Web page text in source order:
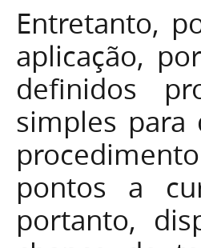
Entretanto,
aplicação,
definidos
simples para
pontos a
portanto,